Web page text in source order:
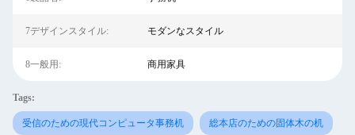
7デザインスタイル: モダンなスタイル
8一般用: 商用家具
Tags:
受信のための現代コンピュータ事務机 総本店のための固体木の机